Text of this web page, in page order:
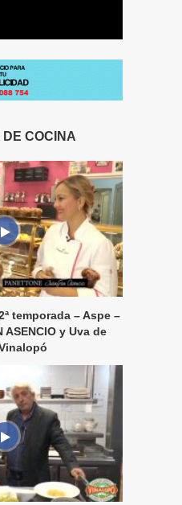
COCINA
temporada – Aspe –
ASENCIO y Uva de